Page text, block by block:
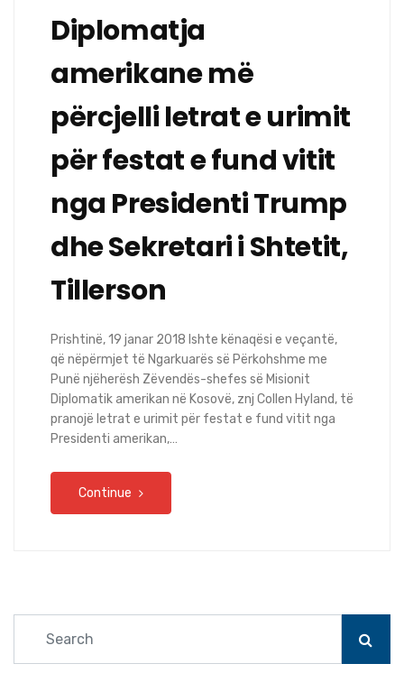
Diplomatja
amerikane më
përcjelli letrat e urimit
për festat e fund vitit
nga Presidenti Trump
dhe Sekretari i Shtetit,
Tillerson
Prishtinë, 19 janar 2018 Ishte kënaqësi e veçantë,
që nëpërmjet të Ngarkuarës së Përkohshme me
Punë njëherësh Zëvendës-shefes së Misionit
Diplomatik amerikan në Kosovë, znj Collen Hyland, të
pranojë letrat e urimit për festat e fund vitit nga
Presidenti amerikan,…
Continue